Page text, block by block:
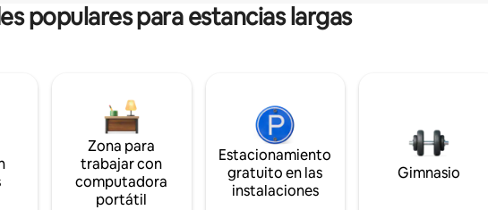
populares para estancias largas
Zona para
trabajar con
computadora
portátil
Estacionamiento
gratuito en las
instalaciones
Gimnasio